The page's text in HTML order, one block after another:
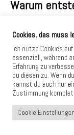
Warum
zu wenig
Stäbchen nicht
Glas wurde
Sirup war noch
Cookies, das muss
Ich nutze Cookies
essenziell, während
Erfahrung zu
du diesen zu. Wenn
kannst du auch nur
Zustimmung
Cookie Einstellungen